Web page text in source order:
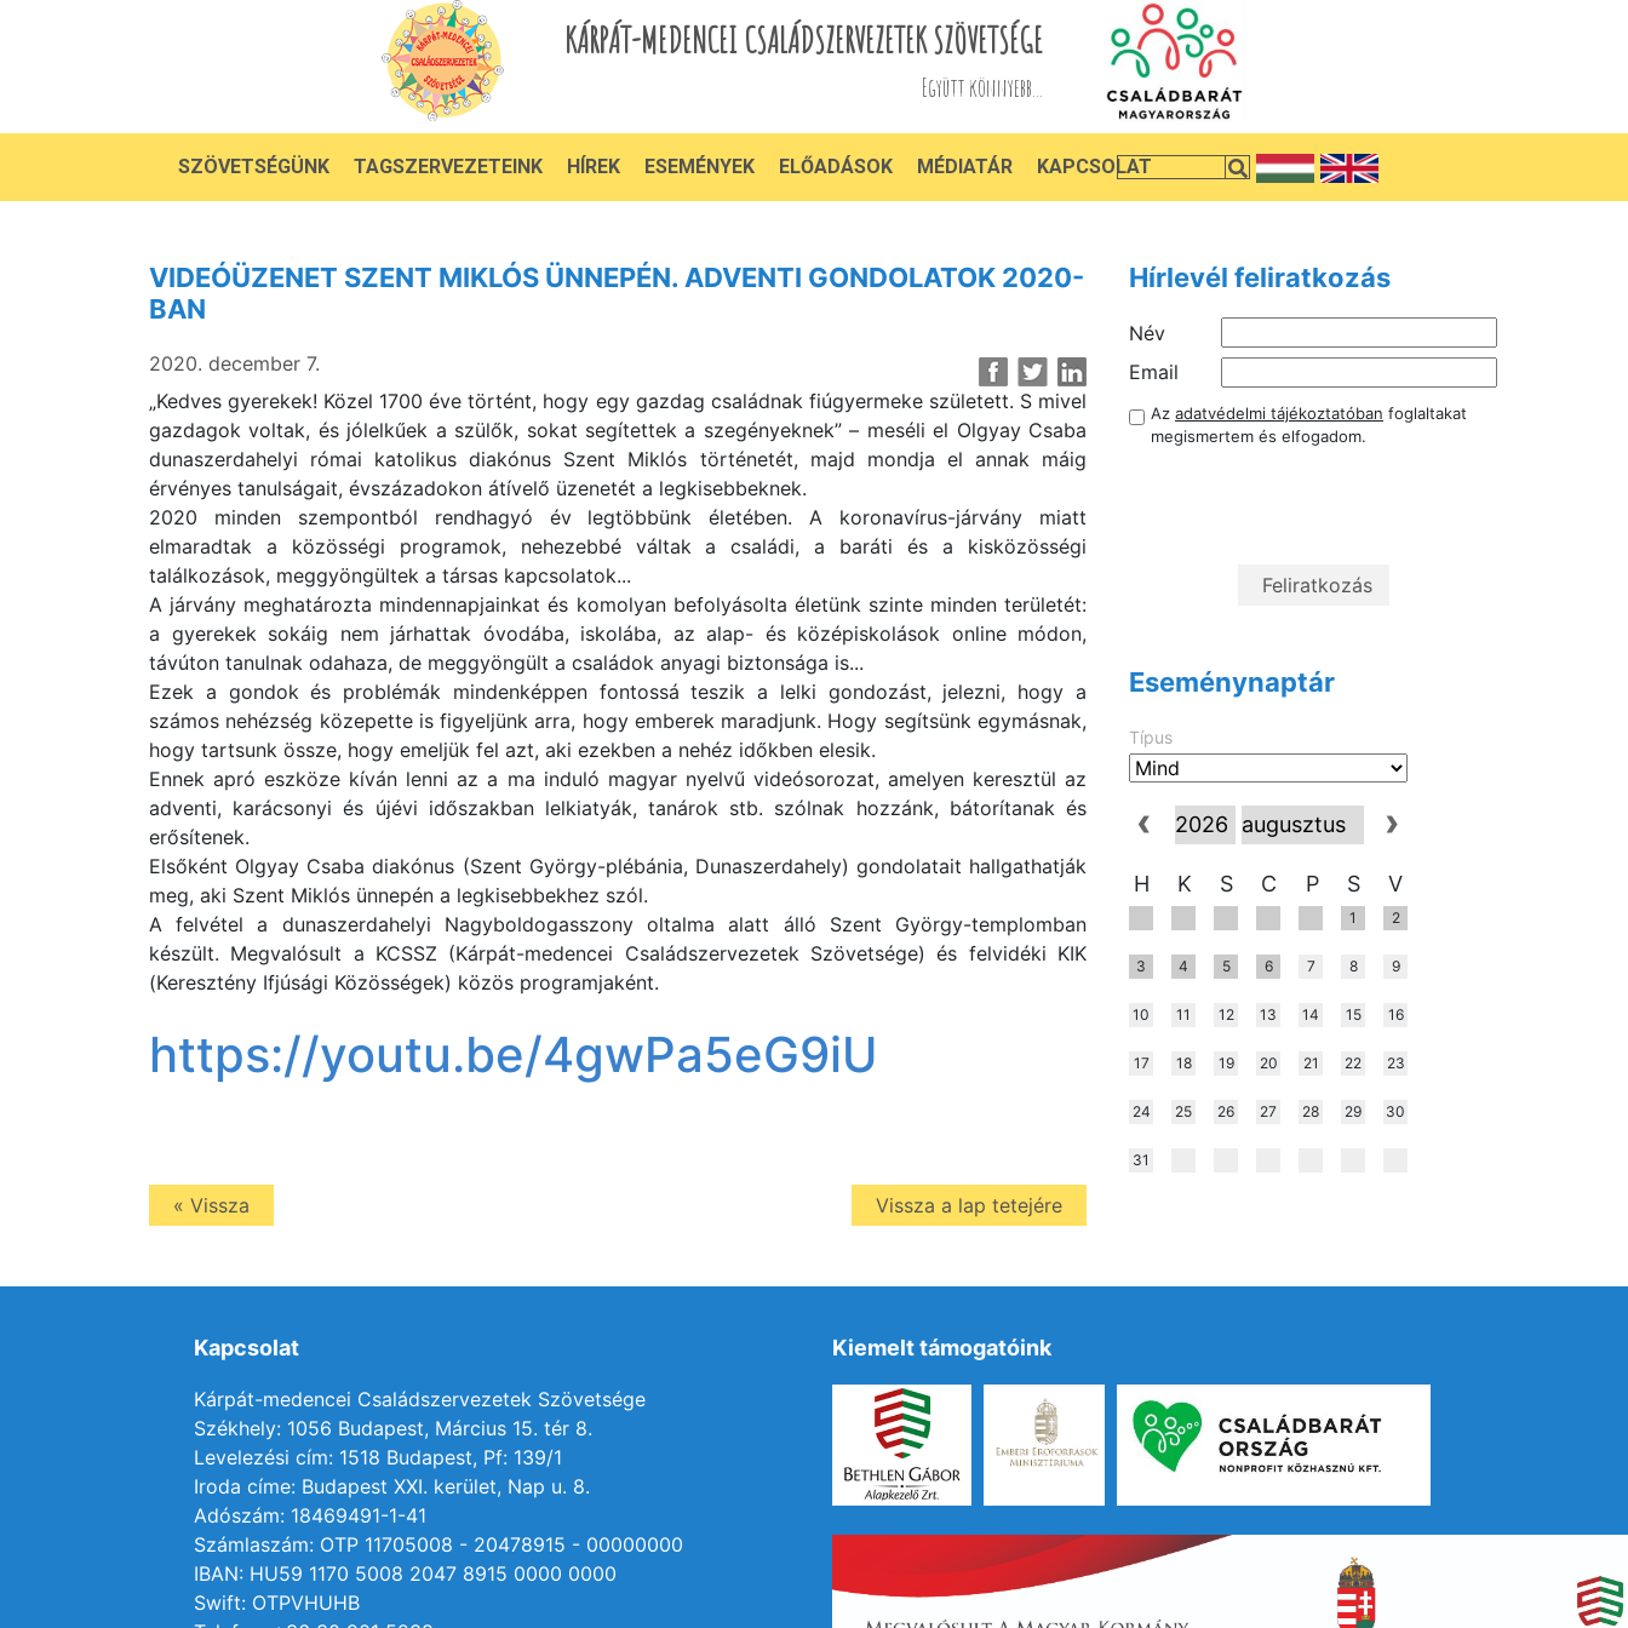
KÁRPÁT-MEDENCEI CSALÁDSZERVEZETEK SZÖVETSÉGE
Együtt könnyebb...
SZÖVETSÉGÜNK TAGSZERVEZETEINK HÍREK ESEMÉNYEK ELŐADÁSOK MÉDIATÁR KAPCSOLAT
VIDEÓÜZENET SZENT MIKLÓS ÜNNEPÉN. ADVENTI GONDOLATOK 2020-
BAN
2020. december 7.
„Kedves gyerekek! Közel 1700 éve történt, hogy egy gazdag családnak fiúgyermeke született. S mivel
gazdagok voltak, és jólelkűek a szülők, sokat segítettek a szegényeknek” – meséli el Olgyay Csaba
dunaszerdahelyi római katolikus diakónus Szent Miklós történetét, majd mondja el annak máig
érvényes tanulságait, évszázadokon átívelő üzenetét a legkisebbeknek.
2020 minden szempontból rendhagyó év legtöbbünk életében. A koronavírus-járvány miatt
elmaradtak a közösségi programok, nehezebbé váltak a családi, a baráti és a kisközösségi
találkozások, meggyöngültek a társas kapcsolatok...
A járvány meghatározta mindennapjainkat és komolyan befolyásolta életünk szinte minden területét:
a gyerekek sokáig nem járhattak óvodába, iskolába, az alap- és középiskolások online módon,
távúton tanulnak odahaza, de meggyöngült a családok anyagi biztonsága is...
Ezek a gondok és problémák mindenképpen fontossá teszik a lelki gondozást, jelezni, hogy a
számos nehézség közepette is figyeljünk arra, hogy emberek maradjunk. Hogy segítsünk egymásnak,
hogy tartsunk össze, hogy emeljük fel azt, aki ezekben a nehéz időkben elesik.
Ennek apró eszköze kíván lenni az a ma induló magyar nyelvű videósorozat, amelyen keresztül az
adventi, karácsonyi és újévi időszakban lelkiatyák, tanárok stb. szólnak hozzánk, bátorítanak és
erősítenek.
Elsőként Olgyay Csaba diakónus (Szent György-plébánia, Dunaszerdahely) gondolatait hallgathatják
meg, aki Szent Miklós ünnepén a legkisebbekhez szól.
A felvétel a dunaszerdahelyi Nagyboldogasszony oltalma alatt álló Szent György-templomban
készült. Megvalósult a KCSSZ (Kárpát-medencei Családszervezetek Szövetsége) és felvidéki KIK
(Keresztény Ifjúsági Közösségek) közös programjaként.
https://youtu.be/4gwPa5eG9iU
« Vissza Vissza a lap tetejére
Hírlevél feliratkozás
Név
Email
Az adatvédelmi tájékoztatóban foglaltakat
megismertem és elfogadom.
Eseménynaptár
Típus
H K S C P S V
1 2
3 4 5 6 7 8 9
10 11 12 13 14 15 16
17 18 19 20 21 22 23
24 25 26 27 28 29 30
31
Kapcsolat
Kárpát-medencei Családszervezetek Szövetsége
Székhely: 1056 Budapest, Március 15. tér 8.
Levelezési cím: 1518 Budapest, Pf: 139/1
Iroda címe: Budapest XXI. kerület, Nap u. 8.
Adószám: 18469491-1-41
Számlaszám: OTP 11705008 - 20478915 - 00000000
IBAN: HU59 1170 5008 2047 8915 0000 0000
Swift: OTPVHUHB
Kiemelt támogatóink